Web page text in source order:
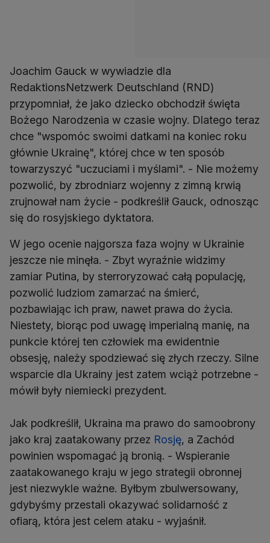
Joachim Gauck w wywiadzie dla
RedaktionsNetzwerk Deutschland (RND)
przypomniał, że jako dziecko obchodził święta
Bożego Narodzenia w czasie wojny. Dlatego teraz
chce "wspomóc swoimi datkami na koniec roku
głównie Ukrainę", której chce w ten sposób
towarzyszyć "uczuciami i myślami". - Nie możemy
pozwolić, by zbrodniarz wojenny z zimną krwią
zrujnował nam życie - podkreślił Gauck, odnosząc
się do rosyjskiego dyktatora.
W jego ocenie najgorsza faza wojny w Ukrainie
jeszcze nie minęła. - Zbyt wyraźnie widzimy
zamiar Putina, by sterroryzować całą populację,
pozwolić ludziom zamarzać na śmierć,
pozbawiając ich praw, nawet prawa do życia.
Niestety, biorąc pod uwagę imperialną manię, na
punkcie której ten człowiek ma ewidentnie
obsesję, należy spodziewać się złych rzeczy. Silne
wsparcie dla Ukrainy jest zatem wciąż potrzebne -
mówił były niemiecki prezydent.
Jak podkreślił, Ukraina ma prawo do samoobrony
jako kraj zaatakowany przez Rosję, a Zachód
powinien wspomagać ją bronią. - Wspieranie
zaatakowanego kraju w jego strategii obronnej
jest niezwykle ważne. Byłbym zbulwersowany,
gdybyśmy przestali okazywać solidarność z
ofiarą, która jest celem ataku - wyjaśnił.